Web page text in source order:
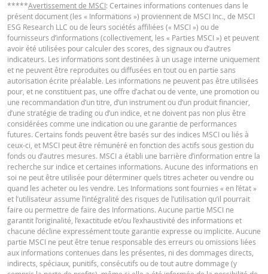
*****Avertissement de MSCI: Certaines informations contenues dans le
présent document (les « Informations ») proviennent de MSCI Inc., de MSCI
ESG Research LLC ou de leurs sociétés affiliées (« MSCI ») ou de
fournisseurs d’informations (collectivement, les « Parties MSCI ») et peuvent
avoir été utilisées pour calculer des scores, des signaux ou d’autres
indicateurs. Les informations sont destinées à un usage interne uniquement
et ne peuvent être reproduites ou diffusées en tout ou en partie sans
autorisation écrite préalable. Les informations ne peuvent pas être utilisées
pour, et ne constituent pas, une offre d’achat ou de vente, une promotion ou
une recommandation d’un titre, d’un instrument ou d’un produit financier,
d’une stratégie de trading ou d’un indice, et ne doivent pas non plus être
considérées comme une indication ou une garantie de performances
futures. Certains fonds peuvent être basés sur des indices MSCI ou liés à
ceux-ci, et MSCI peut être rémunéré en fonction des actifs sous gestion du
fonds ou d’autres mesures. MSCI a établi une barrière d’information entre la
recherche sur indice et certaines informations. Aucune des informations en
soi ne peut être utilisée pour déterminer quels titres acheter ou vendre ou
quand les acheter ou les vendre. Les Informations sont fournies « en l’état »
et l’utilisateur assume l’intégralité des risques de l’utilisation qu’il pourrait
faire ou permettre de faire des Informations. Aucune partie MSCI ne
garantit l’originalité, l’exactitude et/ou l’exhaustivité des informations et
chacune décline expressément toute garantie expresse ou implicite. Aucune
partie MSCI ne peut être tenue responsable des erreurs ou omissions liées
aux informations contenues dans les présentes, ni des dommages directs,
indirects, spéciaux, punitifs, consécutifs ou de tout autre dommage (y